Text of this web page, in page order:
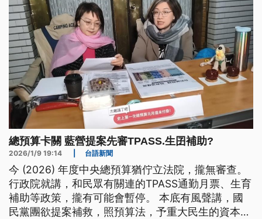
總預算卡關 藍營提案先審TPASS.生囝補助?
2026/1/9 19:14 台語新聞
今 (2026) 年度中央總預算猶佇立法院，攏無審查。
行政院就講，和民眾有關連的TPASS通勤月票、生育
補助等政策，攏有可能會暫停。 本底有風聲講，國
民黨團欲提案補救，照預算法，予重大民生的資本支